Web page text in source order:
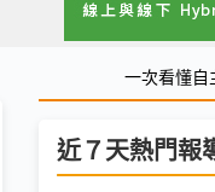
一次看懂自
近７天熱門報